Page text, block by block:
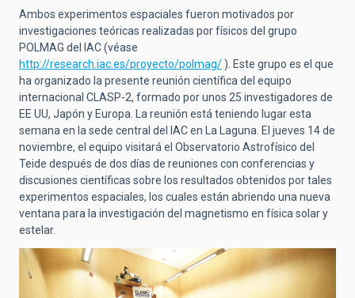
Ambos experimentos espaciales fueron motivados por
investigaciones teóricas realizadas por físicos del grupo
POLMAG del IAC (véase
http://research.iac.es/proyecto/polmag/). Este grupo es el que
ha organizado la presente reunión científica del equipo
internacional CLASP-2, formado por unos 25 investigadores de
EE UU, Japón y Europa. La reunión está teniendo lugar esta
semana en la sede central del IAC en La Laguna. El jueves 14 de
noviembre, el equipo visitará el Observatorio Astrofísico del
Teide después de dos días de reuniones con conferencias y
discusiones científicas sobre los resultados obtenidos por tales
experimentos espaciales, los cuales están abriendo una nueva
ventana para la investigación del magnetismo en física solar y
estelar.